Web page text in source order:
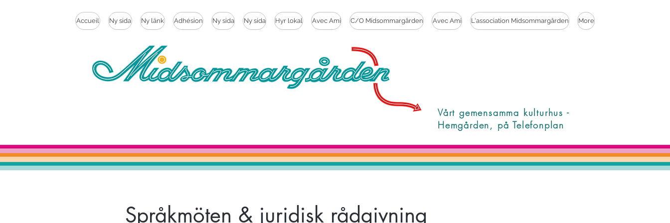
Accueil Ny sida Ny länk Adhésion Ny sida Ny sida Hyr lokal Avec Ami C/O Midsommargården Avec Ami L'association Midsommargården More
Vårt gemensamma kulturhus -
Hemgården, på Telefonplan
Språkmöten & juridisk rådgivning